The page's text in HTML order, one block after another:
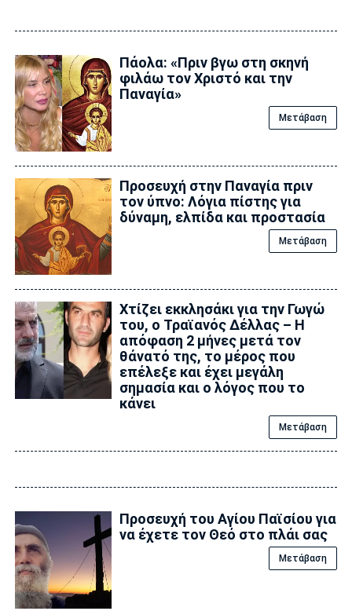
Πάολα: «Πριν βγω στη σκηνή
φιλάω τον Χριστό και την
Παναγία»
Μετάβαση
Προσευχή στην Παναγία πριν
τον ύπνο: Λόγια πίστης για
δύναμη, ελπίδα και προστασία
Μετάβαση
Xτίζει εκκλησάκι για την Γωγώ
του, ο Τραϊανός Δέλλας – Η
απόφαση 2 μήνες μετά τον
θάνατό της, το μέρος που
επέλεξε και έχει μεγάλη
σημασία και ο λόγος που το
κάνει
Μετάβαση
Προσευχή του Αγίου Παϊσίου για
να έχετε τον Θεό στο πλάι σας
Μετάβαση